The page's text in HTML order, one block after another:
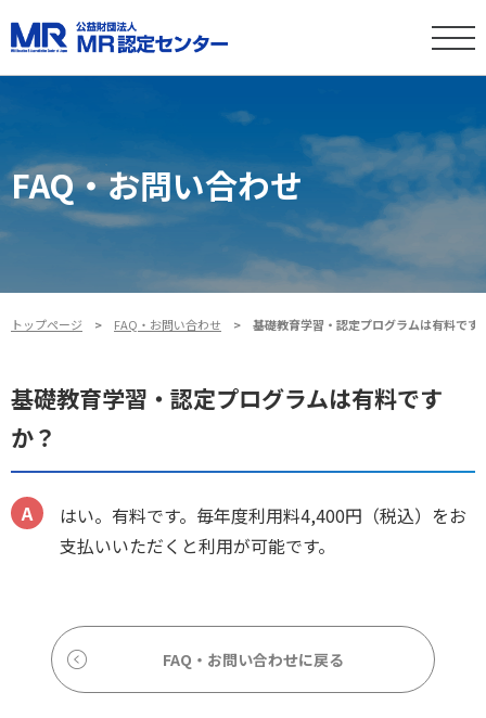
FAQ・お問い合わせ
トップページ FAQ・お問い合わせ 基礎教育学習・認定プログラムは有料です
基礎教育学習・認定プログラムは有料です
か？
はい。有料です。毎年度利用料4,400円（税込）をお
支払いいただくと利用が可能です。
FAQ・お問い合わせに戻る